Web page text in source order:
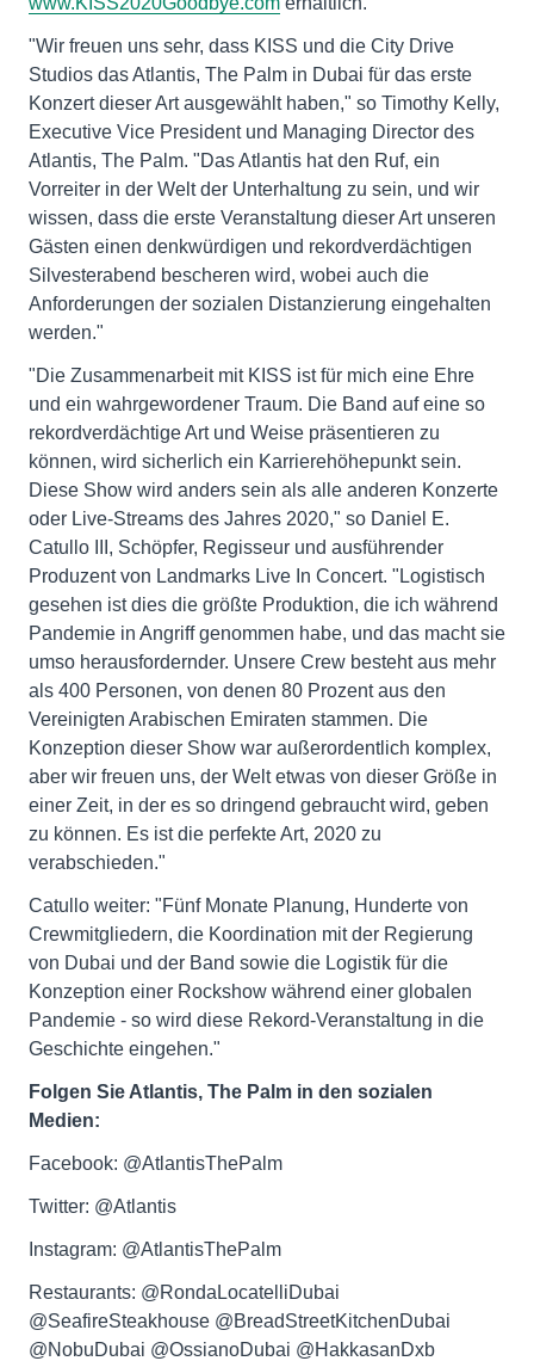
"Wir freuen uns sehr, dass KISS und die City Drive
Studios das Atlantis, The Palm in Dubai für das erste
Konzert dieser Art ausgewählt haben," so Timothy Kelly,
Executive Vice President und Managing Director des
Atlantis, The Palm. "Das Atlantis hat den Ruf, ein
Vorreiter in der Welt der Unterhaltung zu sein, und wir
wissen, dass die erste Veranstaltung dieser Art unseren
Gästen einen denkwürdigen und rekordverdächtigen
Silvesterabend bescheren wird, wobei auch die
Anforderungen der sozialen Distanzierung eingehalten
werden."
"Die Zusammenarbeit mit KISS ist für mich eine Ehre
und ein wahrgewordener Traum. Die Band auf eine so
rekordverdächtige Art und Weise präsentieren zu
können, wird sicherlich ein Karrierehöhepunkt sein.
Diese Show wird anders sein als alle anderen Konzerte
oder Live-Streams des Jahres 2020," so Daniel E.
Catullo III, Schöpfer, Regisseur und ausführender
Produzent von Landmarks Live In Concert. "Logistisch
gesehen ist dies die größte Produktion, die ich während
Pandemie in Angriff genommen habe, und das macht sie
umso herausfordernder. Unsere Crew besteht aus mehr
als 400 Personen, von denen 80 Prozent aus den
Vereinigten Arabischen Emiraten stammen. Die
Konzeption dieser Show war außerordentlich komplex,
aber wir freuen uns, der Welt etwas von dieser Größe in
einer Zeit, in der es so dringend gebraucht wird, geben
zu können. Es ist die perfekte Art, 2020 zu
verabschieden."
Catullo weiter: "Fünf Monate Planung, Hunderte von
Crewmitgliedern, die Koordination mit der Regierung
von Dubai und der Band sowie die Logistik für die
Konzeption einer Rockshow während einer globalen
Pandemie - so wird diese Rekord-Veranstaltung in die
Geschichte eingehen."
Folgen Sie Atlantis, The Palm in den sozialen
Medien:
Facebook: @AtlantisThePalm
Twitter: @Atlantis
Instagram: @AtlantisThePalm
Restaurants: @RondaLocatelliDubai
@SeafireSteakhouse @BreadStreetKitchenDubai
@NobuDubai @OssianoDubai @HakkasanDxb